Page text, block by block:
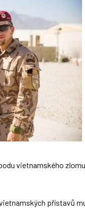
vietnamského
přístavů